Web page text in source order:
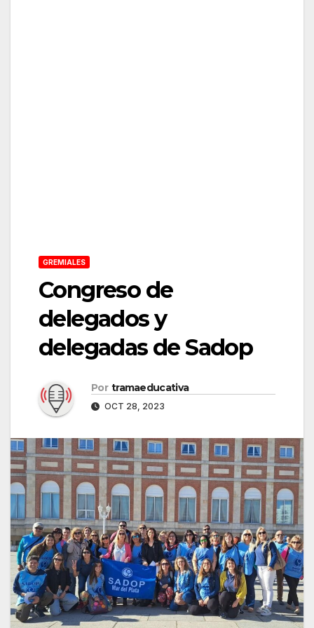
GREMIALES
Congreso de
delegados y
delegadas de Sadop
Por tramaeducativa
OCT 28, 2023